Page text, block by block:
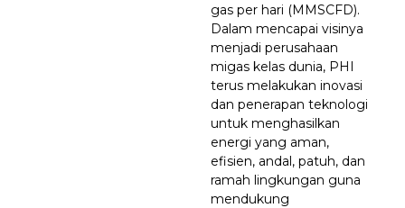
gas per hari (MMSCFD).
Dalam mencapai visinya
menjadi perusahaan
migas kelas dunia, PHI
terus melakukan inovasi
dan penerapan teknologi
untuk menghasilkan
energi yang aman,
efisien, andal, patuh, dan
ramah lingkungan guna
mendukung